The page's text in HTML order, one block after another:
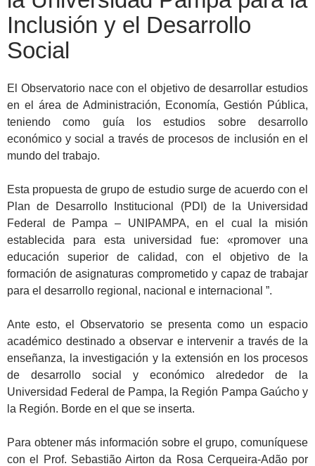
Inclusión y el Desarrollo
Social
El Observatorio nace con el objetivo de desarrollar estudios
en el área de Administración, Economía, Gestión Pública,
teniendo como guía los estudios sobre desarrollo
económico y social a través de procesos de inclusión en el
mundo del trabajo.
Esta propuesta de grupo de estudio surge de acuerdo con el
Plan de Desarrollo Institucional (PDI) de la Universidad
Federal de Pampa – UNIPAMPA, en el cual la misión
establecida para esta universidad fue: «promover una
educación superior de calidad, con el objetivo de la
formación de asignaturas comprometido y capaz de trabajar
para el desarrollo regional, nacional e internacional ”.
Ante esto, el Observatorio se presenta como un espacio
académico destinado a observar e intervenir a través de la
enseñanza, la investigación y la extensión en los procesos
de desarrollo social y económico alrededor de la
Universidad Federal de Pampa, la Región Pampa Gaúcho y
la Región. Borde en el que se inserta.
Para obtener más información sobre el grupo, comuníquese
con el Prof. Sebastião Airton da Rosa Cerqueira-Adão por